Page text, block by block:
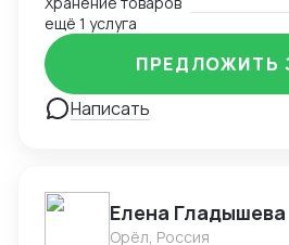
ещё 1 услуга
Написать
ПРЕДЛОЖИТЬ
Елена Гладышева
Орёл, Россия